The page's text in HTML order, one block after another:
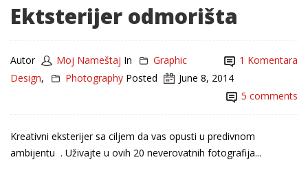
Ektsterijer odmorišta
Autor Moj Nameštaj 1 Komentara
In
Graphic
Design, Photography Posted
June 8, 2014
5 comments
Kreativni eksterijer sa ciljem da vas opusti u predivnom
ambijentu . Uživajte u ovih 20 neverovatnih fotografija...